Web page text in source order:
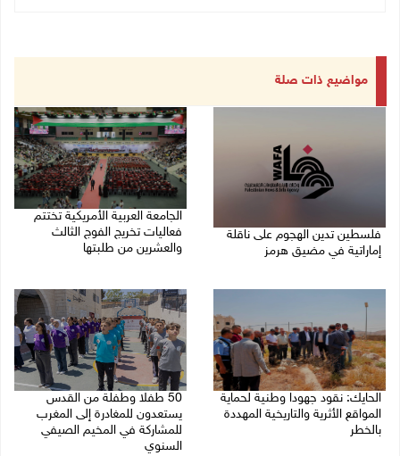
مواضيع ذات صلة
فلسطين تدين الهجوم على ناقلة
إماراتية في مضيق هرمز
الجامعة العربية الأمريكية تختتم
فعاليات تخريج الفوج الثالث
والعشرين من طلبتها
الحايك: نقود جهودا وطنية لحماية
المواقع الأثرية والتاريخية المهددة
بالخطر
50 طفلا وطفلة من القدس
يستعدون للمغادرة إلى المغرب
للمشاركة في المخيم الصيفي
السنوي